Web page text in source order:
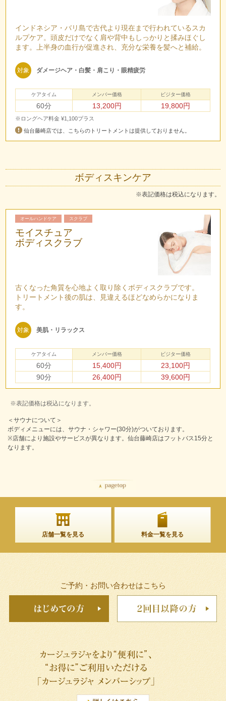
インドネシア・バリ島で古代より現在まで行われているスカ
ルプケア。頭皮だけでなく肩や背中もしっかりと揉みほぐし
ます。上半身の血行が促進され、充分な栄養を髪へと補給。
対象 ダメージヘア・白髪・肩こり・眼精疲労
ケアタイム メンバー価格 ビジター価格
60分 13,200円 19,800円
※ロングヘア料金 ¥1,100プラス
仙台藤崎店では、こちらのトリートメントは提供しておりません。
ボディスキンケア
※表記価格は税込になります。
オールハンドケア スクラブ
モイスチュア
ボディスクラブ
古くなった角質を心地よく取り除くボディスクラブです。
トリートメント後の肌は、見違えるほどなめらかになりま
す。
対象 美肌・リラックス
ケアタイム メンバー価格 ビジター価格
60分 15,400円
23,100円
90分
26,400円 39,600円
※表記価格は税込になります。
＜サウナについて＞
ボディメニューには、サウナ・シャワー(30分)がついております。
※店舗により施設やサービスが異なります。仙台藤崎店はフットバス15分と
なります。
店舗一覧を見る 料金一覧を見る
ご予約・お問い合わせはこちら